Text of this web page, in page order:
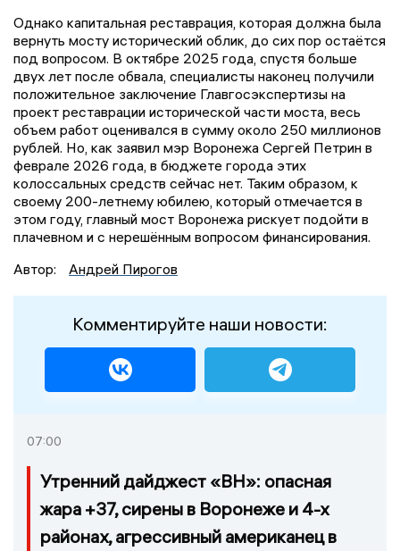
Однако капитальная реставрация, которая должна была
вернуть мосту исторический облик, до сих пор остаётся
под вопросом. В октябре 2025 года, спустя больше
двух лет после обвала, специалисты наконец получили
положительное заключение Главгосэкспертизы на
проект реставрации исторической части моста, весь
объем работ оценивался в сумму около 250 миллионов
рублей. Но, как заявил мэр Воронежа Сергей Петрин в
феврале 2026 года, в бюджете города этих
колоссальных средств сейчас нет. Таким образом, к
своему 200-летнему юбилею, который отмечается в
этом году, главный мост Воронежа рискует подойти в
плачевном и с нерешённым вопросом финансирования.
Автор:
Андрей Пирогов
Комментируйте наши новости:
07:00
Утренний дайджест «ВН»: опасная
жара +37, сирены в Воронеже и 4-х
районах, агрессивный американец в